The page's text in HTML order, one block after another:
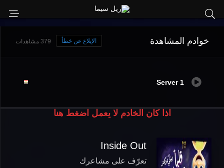
خوادم المشاهدة 379 مشاهدات الإبلاغ عن خطأ
Server 1
اذا كان الخادم لا يعمل اضغط هنا
Inside Out
تعرّف على مشاعرك